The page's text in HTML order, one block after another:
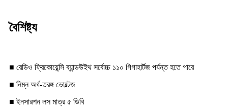
বৈশিষ্ট্য
■ রেডিও ফ্রিকোয়েন্সি ব্যান্ডউইথ সর্বোচ্চ ১১০ গিগাহার্টজ পর্যন্ত হতে পারে
■ নিম্ন অর্ধ-তরঙ্গ ভোল্টেজ
■ ইনসারশন লস মাত্র ৫ ডিবি